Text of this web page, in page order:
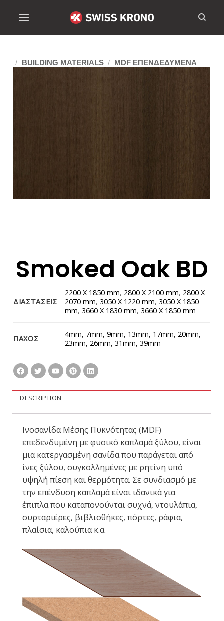
/ BUILDING MATERIALS / MDF ΕΠΕΝΔΕΔΥΜΕΝΑ
Smoked Oak BD
ΔΙΑΣΤΑΣΕΙΣ
2200 X 1850 mm, 2800 X 2100 mm, 2800 Χ
2070 mm,3050 X 1220 mm,3050 X 1850
mm,3660 X 1830 mm,3660 X 1850 mm
ΠΑΧΟΣ
4mm, 7mm, 9mm, 13mm, 17mm, 20mm,
23mm, 26mm, 31mm, 39mm
DESCRIPTION
Ινοσανίδα Μέσης Πυκνότητας (MDF)
επεδενδυμένη με φυσικό καπλαμά ξύλου, είναι
μια κατεργασμένη σανίδα που παράγεται από
ίνες ξύλου, συγκολλημένες με ρητίνη υπό
υψηλή πίεση και θερμότητα. Σε συνδιασμό με
την επένδυση καπλαμά είναι ιδανικά για
έπιπλα που καταπονούνται συχνά, ντουλάπια,
συρταριέρες, βιβλιοθήκες, πόρτες, ράφια,
πλαίσια, καλούπια κ.α.